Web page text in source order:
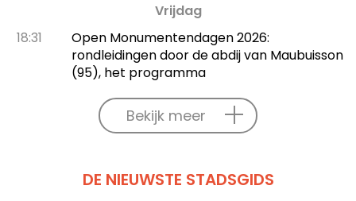
Vrijdag
18:31
Open Monumentendagen 2026:
rondleidingen door de abdij van Maubuisson
(95), het programma
Bekijk meer
DE NIEUWSTE STADSGIDS